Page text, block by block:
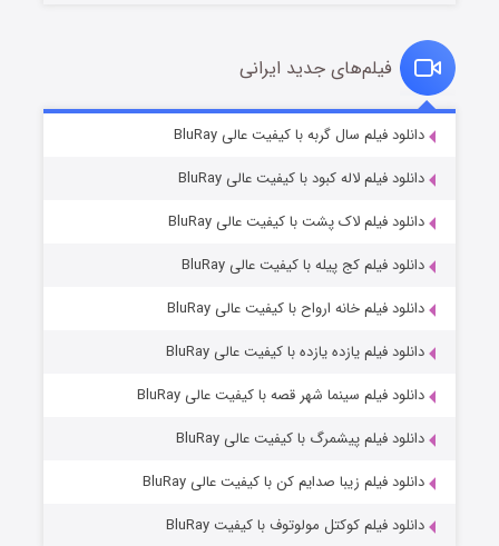
قسمت۷ (زیرنویس) منتشر شد
فیلم‌های جدید ایرانی
دانلود فیلم سال گربه با کیفیت عالی BluRay
دانلود فیلم لاله کبود با کیفیت عالی BluRay
دانلود فیلم لاک پشت با کیفیت عالی BluRay
دانلود فیلم کج‌ پیله با کیفیت عالی BluRay
دانلود فیلم خانه ارواح با کیفیت عالی BluRay
دانلود فیلم یازده یازده با کیفیت عالی BluRay
دانلود فیلم سینما شهر قصه با کیفیت عالی BluRay
دانلود فیلم پیشمرگ با کیفیت عالی BluRay
دانلود فیلم زیبا صدایم کن با کیفیت عالی BluRay
دانلود فیلم کوکتل مولوتوف با کیفیت BluRay